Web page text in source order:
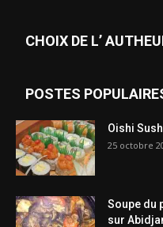
CHOIX DE L’
POSTES
Oishi
25 octobre
Soupe du
sur